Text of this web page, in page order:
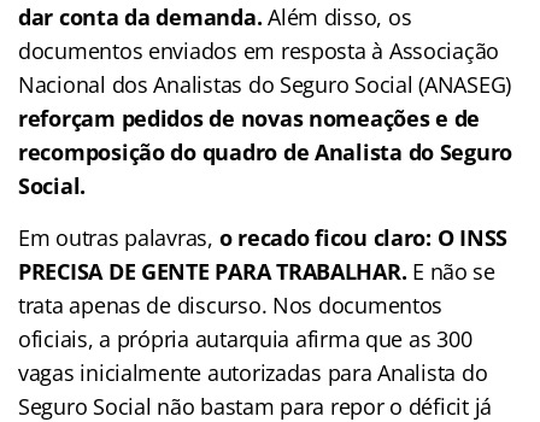
dar conta da demanda. Além disso, os
documentos enviados em resposta à Associação
Nacional dos Analistas do Seguro Social (ANASEG)
reforçam pedidos de novas nomeações e de
recomposição do quadro de Analista do Seguro
Social.
Em outras palavras, o recado ficou claro: O INSS
PRECISA DE GENTE PARA TRABALHAR. E não se
trata apenas de discurso. Nos documentos
oficiais, a própria autarquia afirma que as 300
vagas inicialmente autorizadas para Analista do
Seguro Social não bastam para repor o déficit já